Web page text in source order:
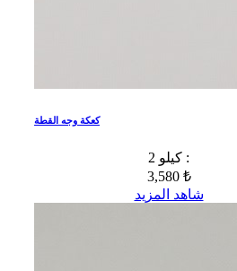
كعكة وجه القطة
2 كيلو :
3,580 ₺
شاهد المزيد